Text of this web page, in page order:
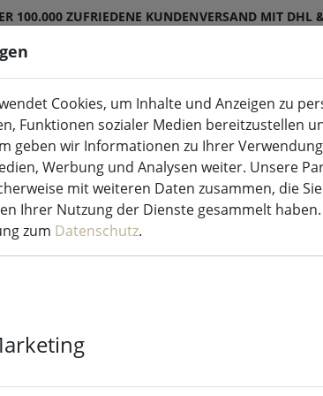
100.000 ZUFRIEDENE KUNDENVERSAND MIT DHL
Kerzen Indoor & Outdoor
Küche &
Sirius
Cookies, um Inhalte und Anzeigen zu
Funktionen sozialer Medien bereitzustellen
geben wir Informationen zu Ihrer
Werbung und Analysen weiter. Unsere
mit weiteren Daten zusammen, die
Ihrer Nutzung der Dienste gesammelt
zum Datenschutz.